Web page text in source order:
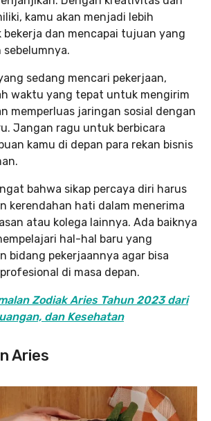
kamu akan menjadi lebih
dan mencapai tujuan yang
sedang mencari pekerjaan,
waktu yang tepat untuk mengirim
memperluas jaringan sosial dengan
Jangan ragu untuk berbicara
kamu di depan para rekan bisnis
bahwa sikap percaya diri harus
kerendahan hati dalam menerima
atau kolega lainnya. Ada baiknya
hal-hal baru yang
bidang pekerjaannya agar bisa
di masa depan.
Zodiak Aries Tahun 2023 dari
dan Kesehatan
Aries